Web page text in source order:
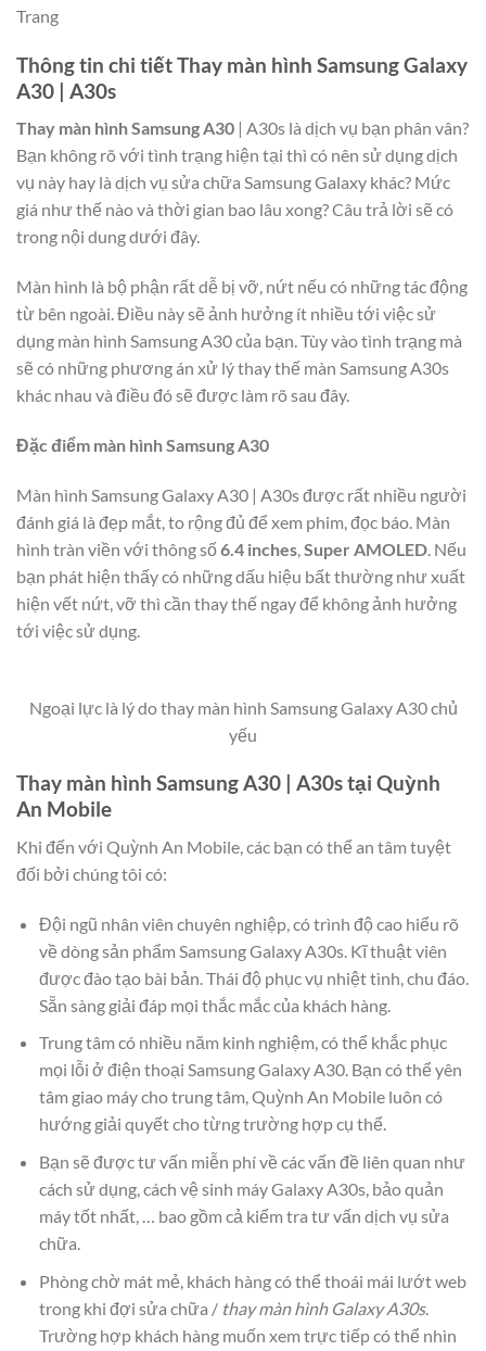
Trang
Thông tin chi tiết Thay màn hình Samsung Galaxy
A30 | A30s
Thay màn hình Samsung A30 | A30s là dịch vụ bạn phân vân?
Bạn không rõ với tình trạng hiện tại thì có nên sử dụng dịch
vụ này hay là dịch vụ sửa chữa Samsung Galaxy khác? Mức
giá như thế nào và thời gian bao lâu xong? Câu trả lời sẽ có
trong nội dung dưới đây.
Màn hình là bộ phận rất dễ bị vỡ, nứt nếu có những tác động
từ bên ngoài. Điều này sẽ ảnh hưởng ít nhiều tới việc sử
dụng màn hình Samsung A30 của bạn. Tùy vào tình trạng mà
sẽ có những phương án xử lý thay thế màn Samsung A30s
khác nhau và điều đó sẽ được làm rõ sau đây.
Đặc điểm màn hình Samsung A30
Màn hình Samsung Galaxy A30 | A30s được rất nhiều người
đánh giá là đẹp mắt, to rộng đủ để xem phim, đọc báo. Màn
hình tràn viền với thông số6.4 inches Super AMOLED . Nếu
bạn phát hiện thấy có những dấu hiệu bất thường như xuất
hiện vết nứt, vỡ thì cần thay thế ngay để không ảnh hưởng
tới việc sử dụng.
Ngoại lực là lý do thay màn hình Samsung Galaxy A30 chủ
yếu
Thay màn hình Samsung A30 | A30s tại Quỳnh
An Mobile
Khi đến với Quỳnh An Mobile, các bạn có thể an tâm tuyệt
đối bởi chúng tôi có:
Đội ngũ nhân viên chuyên nghiệp, có trình độ cao hiểu rõ
về dòng sản phẩm Samsung Galaxy A30s. Kĩ thuật viên
được đào tạo bài bản. Thái độ phục vụ nhiệt tình, chu đáo.
Sẵn sàng giải đáp mọi thắc mắc của khách hàng.
Trung tâm có nhiều năm kinh nghiệm, có thể khắc phục
mọi lỗi ở điện thoại Samsung Galaxy A30. Bạn có thể yên
tâm giao máy cho trung tâm, Quỳnh An Mobile luôn có
hướng giải quyết cho từng trường hợp cụ thể.
Bạn sẽ được tư vấn miễn phí về các vấn đề liên quan như
cách sử dụng, cách vệ sinh máy Galaxy A30s, bảo quản
máy tốt nhất, … bao gồm cả kiểm tra tư vấn dịch vụ sửa
chữa.
Phòng chờ mát mẻ, khách hàng có thể thoái mái lướt web
trong khi đợi sửa chữa / thay màn hình Galaxy A30s.
Trường hợp khách hàng muốn xem trực tiếp có thể nhìn